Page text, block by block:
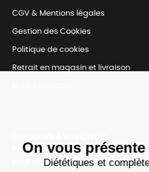
CGV & Mentions légales
Gestion des Cookies
Politique de cookies
Retrait en magasin et livraison
Nous sommes connectés
pour répondre à tous vos besoins